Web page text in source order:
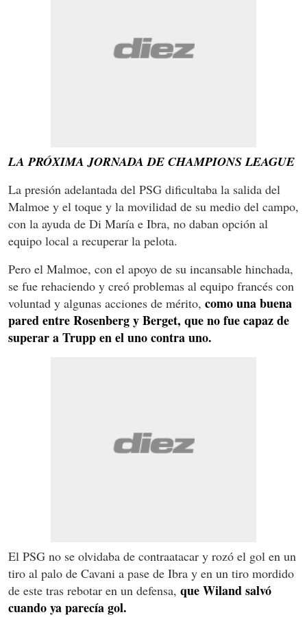
LA PRÓXIMA JORNADA DE CHAMPIONS LEAGUE
La presión adelantada del PSG dificultaba la salida del
Malmoe y el toque y la movilidad de su medio del campo,
con la ayuda de Di María e Ibra, no daban opción al
equipo local a recuperar la pelota.
Pero el Malmoe, con el apoyo de su incansable hinchada,
se fue rehaciendo y creó problemas al equipo francés con
voluntad y algunas acciones de mérito, como una buena
pared entre Rosenberg y Berget, que no fue capaz de
superar a Trupp en el uno contra uno.
El PSG no se olvidaba de contraatacar y rozó el gol en un
tiro al palo de Cavani a pase de Ibra y en un tiro mordido
de este tras rebotar en un defensa, que Wiland salvó
cuando ya parecía gol.